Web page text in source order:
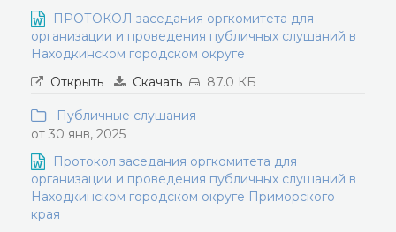
ПРОТОКОЛ заседания оргкомитета для
организации и проведения публичных слушаний в
Находкинском городском округе
Открыть
Скачать 87.0 КБ
Публичные слушания
от 30 янв, 2025
Протокол заседания оргкомитета для
организации и проведения публичных слушаний в
Находкинском городском округе Приморского
края